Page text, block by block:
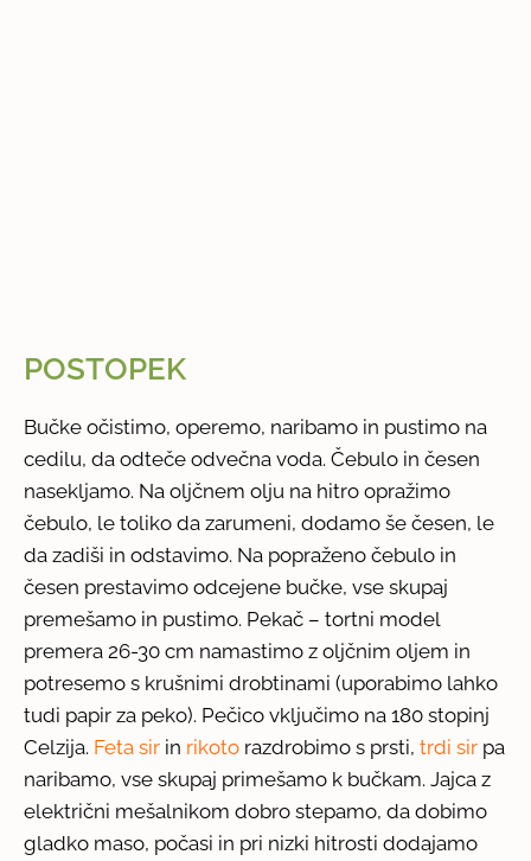
POSTOPEK
Bučke očistimo, operemo, naribamo in pustimo na
cedilu, da odteče odvečna voda. Čebulo in česen
nasekljamo. Na oljčnem olju na hitro opražimo
čebulo, le toliko da zarumeni, dodamo še česen, le
da zadiši in odstavimo. Na popraženo čebulo in
česen prestavimo odcejene bučke, vse skupaj
premešamo in pustimo. Pekač – tortni model
premera 26-30 cm namastimo z oljčnim oljem in
potresemo s krušnimi drobtinami (uporabimo lahko
tudi papir za peko). Pečico vključimo na 180 stopinj
Celzija. Feta sir in rikoto razdrobimo s prsti,trdi sir pa
naribamo, vse skupaj primešamo k bučkam. Jajca z
električni mešalnikom dobro stepamo, da dobimo
gladko maso, počasi in pri nizki hitrosti dodajamo